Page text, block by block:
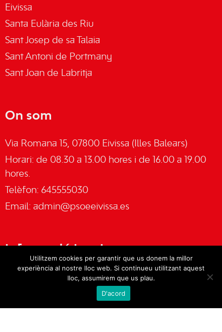
Eivissa
Santa Eulària des Riu
Sant Josep de sa Talaia
Sant Antoni de Portmany
Sant Joan de Labritja
On som
Via Romana 15, 07800 Eivissa (Illes Balears)
Horari: de 08.30 a 13.00 hores i de 16.00 a 19.00
hores.
Telèfon: 645555030
Email: admin@psoeeivissa.es
Informació legal
Política de privacitat
Utilitzem cookies per garantir que us donem la millor
experiència al nostre lloc web. Si continueu utilitzant aquest
lloc, assumirem que us plau.
D'acord